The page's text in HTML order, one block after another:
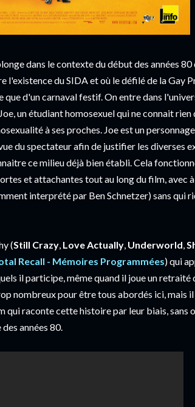
dans le contexte du début des années 80
l'existence du SIDA et où le défilé de la Gay
d'un carnaval festif. On entre dans
un étudiant homosexuel qui ne connait rien
à ses proches. Joe est un
du spectateur afin de justifier les diverses
ce milieu déjà bien établi. Cela
et attachantes tout au long du film, avec
interprété par Ben Schnetzer) sans qui
(Still Crazy, Love Actually, Underworld,
Recall - Mémoires Programmées) qui
il participe, même quand il joue un retraité
nombreux pour être tous abordés ici, mais
raconte cette histoire par leur biais, sans
années 80.